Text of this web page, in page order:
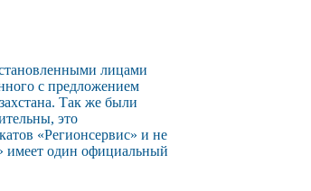
лицами
с предложением
Так же были
это
«Регионсервис» и не
имеет один официальный